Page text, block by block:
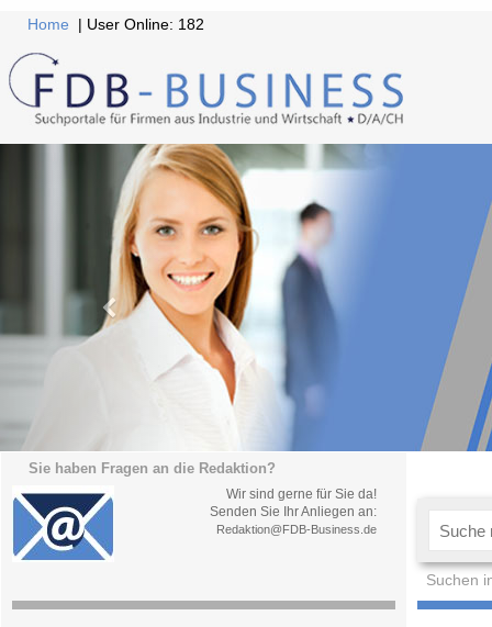
Home | User Online: 182
Sie haben Fragen an die Redaktion?
Wir sind gerne für Sie da!
Senden Sie Ihr Anliegen an:
Redaktion@FDB-Business.de
Suchen